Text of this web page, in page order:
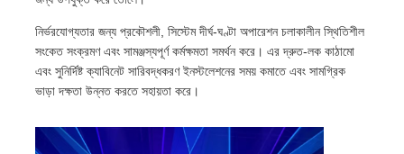
ভিআর শো
নির্ভরযোগ্যতার জন্য প্রকৌশলী, সিস্টেম দীর্ঘ-ঘণ্টা অপারেশন চলাকালীন স্থিতিশীল
সংকেত সংক্রমণ এবং সামঞ্জস্যপূর্ণ কর্মক্ষমতা সমর্থন করে। এর দ্রুত-লক কাঠামো
এবং সুনির্দিষ্ট ক্যাবিনেট সারিবদ্ধকরণ ইনস্টলেশনের সময় কমাতে এবং সামগ্রিক
ভাড়া দক্ষতা উন্নত করতে সহায়তা করে।